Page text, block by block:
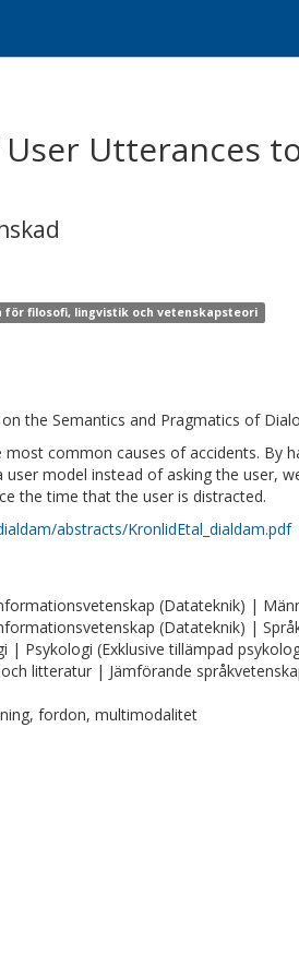
Utterances
för filosofi, lingvistik och vetenskapsteori
the Semantics and Pragmatics of
common causes of accidents. By
model instead of asking the user,
the time that the user is distracted.
abstracts/KronlidEtal_dialdam.pdf
(Datateknik) |
(Datateknik) |
| Psykologi (Exklusive tillämpad
litteratur | Jämförande
fordon, multimodalitet